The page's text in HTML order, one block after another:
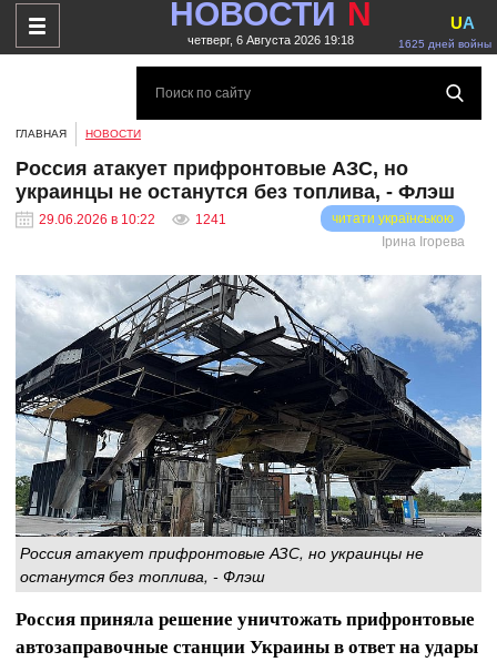
НОВОСТИ N
четверг, 6 Августа 2026 19:18 1625 дней войны
UA
ГЛАВНАЯ НОВОСТИ
Россия атакует прифронтовые АЗС, но
украинцы не останутся без топлива, - Флэш
29.06.2026 в 10:22 1241
читати українською
Ірина Ігорева
Россия атакует прифронтовые АЗС, но украинцы не
останутся без топлива, - Флэш
Россия приняла решение уничтожать прифронтовые
автозаправочные станции Украины в ответ на удары